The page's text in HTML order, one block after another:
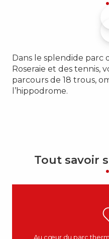
Dans le splendide parc
Roseraie et des tennis,
parcours de 18 trous,
l’hippodrome.
Tout savoir
Au cœur du parc